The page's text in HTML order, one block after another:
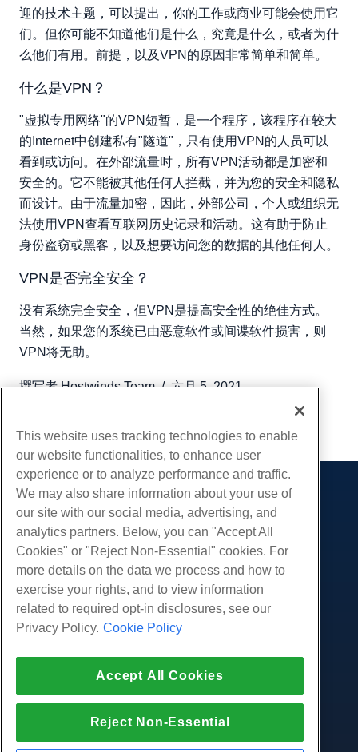
迎的技术主题，可以提出，你的工作或商业可能会使用它
们。但你可能不知道他们是什么，究竟是什么，或者为什
么他们有用。前提，以及VPN的原因非常简单和简单。
什么是VPN？
"虚拟专用网络"的VPN短暂，是一个程序，该程序在较大
的Internet中创建私有"隧道"，只有使用VPN的人员可以
看到或访问。在外部流量时，所有VPN活动都是加密和
安全的。它不能被其他任何人拦截，并为您的安全和隐私
而设计。由于流量加密，因此，外部公司，个人或组织无
法使用VPN查看互联网历史记录和活动。这有助于防止
身份盗窃或黑客，以及想要访问您的数据的其他任何人。
VPN是否完全安全？
没有系统完全安全，但VPN是提高安全性的绝佳方式。
当然，如果您的系统已由恶意软件或间谍软件损害，则
VPN将无助。
撰写者 Hostwinds Team/六月 5, 2021
产品展示
虚拟主机
企业主机
转销商托管
白标经销商
管理Linux VPS
非托管Linux VPS
管理Windows. VPS
非托管Windows VPS
云服务器
服务
社区
产品资料
公司
关于我们
按
在线聊天
给我们发邮件
© 2010-2026 Hostwinds, 一种 HostPapa Inc. 公司。
This website uses tracking technologies to enable
our website functionalities, to enhance user
experience or to analyze performance and traffic.
We may also share information about your use of
our site with our social media, advertising, and
analytics partners. Below, you can "Accept All
Cookies" or "Reject Non-Essential" cookies. For
more details on the data we process and how to
exercise your rights, and to view information
related to required opt-in disclosures, see our
Privacy Policy. Cookie Policy
Accept All Cookies
Reject Non-Essential